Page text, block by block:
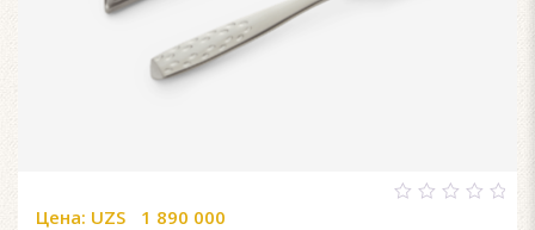
Цена: UZS 1 890 000